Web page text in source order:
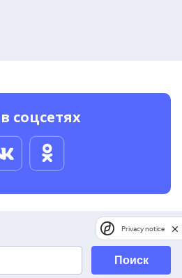
соцсетях
Поиск
Privacy notice